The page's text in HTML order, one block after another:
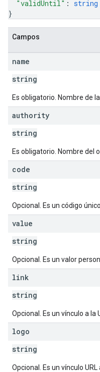
"validUntil" : string
}
Campos
name
string
Es obligatorio. Nombre de
authority
string
Es obligatorio. Nombre del
code
string
Opcional. Es un código
value
string
Opcional. Es un valor
link
string
Opcional. Es un vínculo a la
logo
string
Opcional. Es un vínculo